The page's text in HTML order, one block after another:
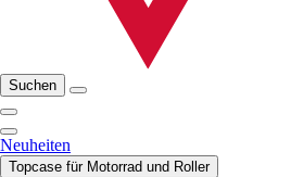
Suchen
Neuheiten
Topcase für Motorrad und Roller